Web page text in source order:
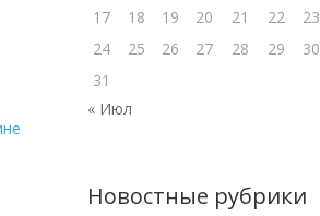
17
18 19 20 21 22
23
24
25 26 27 28 29
30
31
« Июл
Новостные рубрики